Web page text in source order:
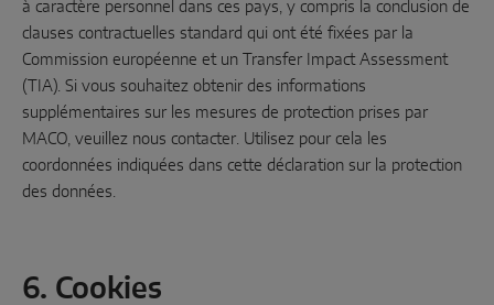
à caractère personnel dans ces pays, y compris la conclusion de
clauses contractuelles standard qui ont été fixées par la
Commission européenne et un Transfer Impact Assessment
(TIA). Si vous souhaitez obtenir des informations
supplémentaires sur les mesures de protection prises par
MACO, veuillez nous contacter. Utilisez pour cela les
coordonnées indiquées dans cette déclaration sur la protection
des données.
6. Cookies